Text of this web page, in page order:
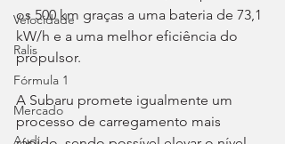
Velocidade
Ralis
Fórmula 1
Mercado
Audi
os 500 km graças a uma bateria de 73,1
kW/h e a uma melhor eficiência do
propulsor.
A Subaru promete igualmente um
processo de carregamento mais